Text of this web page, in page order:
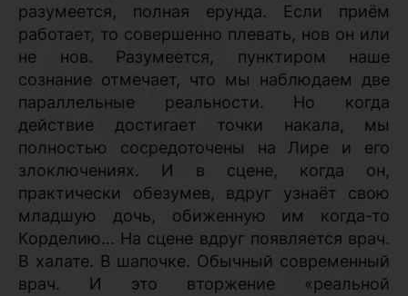
разумеется, полная ерунда. Если приём
работает, то совершенно плевать, нов он или
не нов. Разумеется, пунктиром наше
сознание отмечает, что мы наблюдаем две
параллельные реальности. Но когда
действие достигает точки накала, мы
полностью сосредоточены на Лире и его
злоключениях. И в сцене, когда он,
практически обезумев, вдруг узнаёт свою
младшую дочь, обиженную им когда-то
Корделию… На сцене вдруг появляется врач.
В халате. В шапочке. Обычный современный
врач. И это вторжение «реальной